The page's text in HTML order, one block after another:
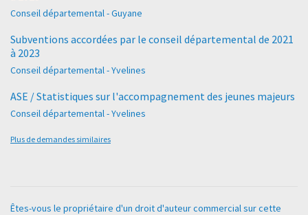
Conseil départemental - Guyane
Subventions accordées par le conseil départemental de 2021
à 2023
Conseil départemental - Yvelines
ASE / Statistiques sur l'accompagnement des jeunes majeurs
Conseil départemental - Yvelines
Plus de demandes similaires
Êtes-vous le propriétaire d'un droit d'auteur commercial sur cette